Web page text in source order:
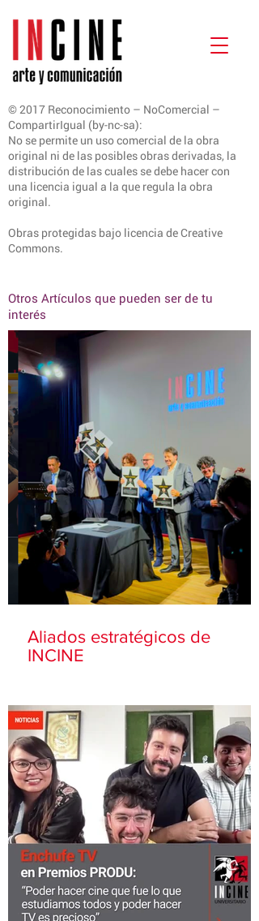
© 2017 Reconocimiento – NoComercial –
CompartirIgual (by-nc-sa):
No se permite un uso comercial de la obra
original ni de las posibles obras derivadas, la
distribución de las cuales se debe hacer con
una licencia igual a la que regula la obra
original.
Obras protegidas bajo licencia de Creative
Commons.
Otros Artículos que pueden ser de tu
interés
Aliados estratégicos de
INCINE